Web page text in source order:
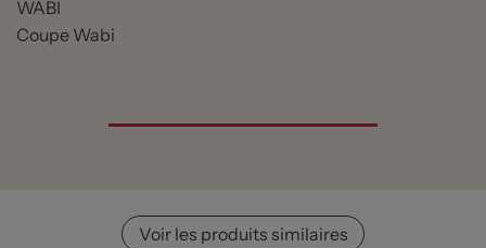
WABI
Coupe Wabi
Voir les produits similaires